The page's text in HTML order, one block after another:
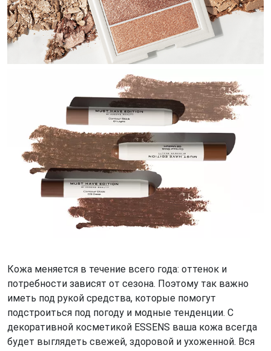
Кожа меняется в течение всего года: оттенок и
потребности зависят от сезона. Поэтому так важно
иметь под рукой средства, которые помогут
подстроиться под погоду и модные тенденции. С
декоративной косметикой ESSENS ваша кожа всегда
будет выглядеть свежей, здоровой и ухоженной. Вся